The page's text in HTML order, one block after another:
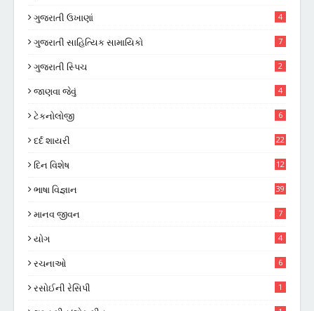
ગુજરાતી ઉખાણાં 4
ગુજરાતી સાહિત્યિક સામાયિકો 7
ગુજરાતી સ્પિચ 2
જાણવા જેવું 4
ટેકનોલોજી 6
દર્દ શાયરી 22
દિન વિશેષ 12
ભાષા વિજ્ઞાન 39
માનવ જીવન 7
યોગ 4
રચનાઓ 6
રસોઈની રેસિપી 1